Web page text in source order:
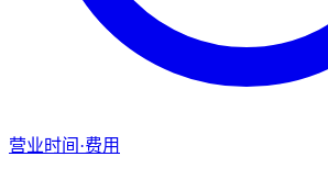
营业时间·费用